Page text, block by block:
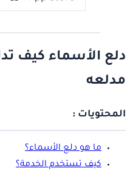
دلع الأسماء كيف
مدلعه
المحتويات :
ما هو دلع الأسماء؟
كيف تستخدم الخدمة؟